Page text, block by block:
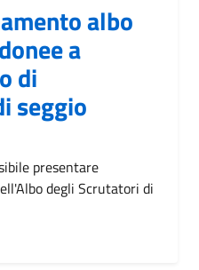
albo
a
di
seggio
presentare
degli Scrutatori di